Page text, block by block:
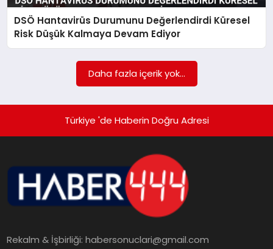
MAGAZIN
DSÖ Hantavirüs Durumunu Değerlendirdi Küresel
Risk Düşük Kalmaya Devam Ediyor
Daha fazla içerik yok...
Türkiye 'de Haberin Doğru Adresi
Rekalm & İşbirliği:habersonuclari@gmail.com